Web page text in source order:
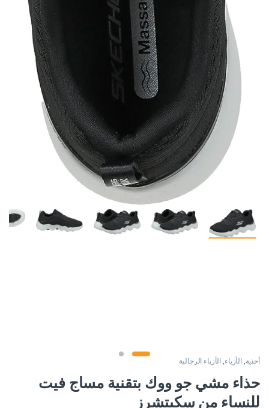
أحذية ,الأزياء الأزياء الرجالية
حذاء مشي جو ووك بتقنية مساج فيت
للنساء من سكيتشرز